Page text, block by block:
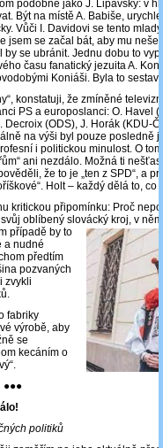
podobně jako J. Lipavský: v
Být na místě A. Babiše,
Vůči I. Davidovi se tento
jsem se začal bát, aby mu
se ubránit. Jednu dobu to
času fanatický jezuita A.
Koniáši. Byla to
konstatuji, že zmíněné
PS a europoslanci: O. Havel
(ODS), J. Horák (KDU-
na výši byl pouze posledně
i politickou minulost. O
ani nezdálo. Možná ti
že to je „ten z SPD“, a
Holt – každý dělá to, co
kritickou připomínku: Proč
oblíbený slovácký kroj, v
případě by to
a nudné
předtím
pozvaných
zvykli
fabriky
výrobě, aby
se
kecáním o
●●●
politiků